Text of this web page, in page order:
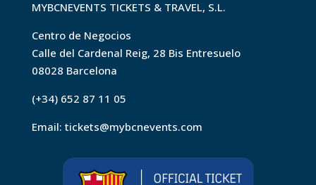
MYBCNEVENTS TICKETS & TRAVEL, S.L.
Centro de Negocios
Calle del Cardenal Reig, 28 Bis Entresuelo
08028 Barcelona
(+34) 652 87 11 05
Email: tickets@mybcnevents.com